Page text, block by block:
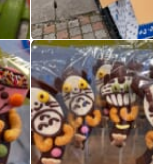
桃スイカシャインマスカット